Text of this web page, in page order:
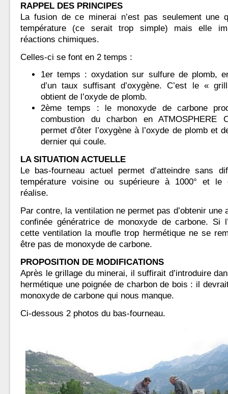
RAPPEL DES PRINCIPES
La fusion de ce minerai n’est pas seulement une
température (ce serait trop simple) mais elle
réactions chimiques.
Celles-ci se font en 2 temps :
1er temps : oxydation sur sulfure de plomb,
d’un taux suffisant d’oxygène. C’est le «
obtient de l’oxyde de plomb.
2ème temps : le monoxyde de carbone
combustion du charbon en ATMOSPHERE
permet d’ôter l’oxygène à l’oxyde de plomb et
dernier qui coule.
LA SITUATION ACTUELLE
Le bas-fourneau actuel permet d’atteindre sans
température voisine ou supérieure à 1000° et le
réalise.
Par contre, la ventilation ne permet pas d’obtenir une
confinée génératrice de monoxyde de carbone. Si
cette ventilation la moufle trop hermétique ne se
être pas de monoxyde de carbone.
PROPOSITION DE MODIFICATIONS
Après le grillage du minerai, il suffirait d’introduire
hermétique une poignée de charbon de bois : il
monoxyde de carbone qui nous manque.
Ci-dessous 2 photos du bas-fourneau.